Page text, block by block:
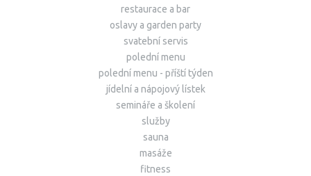
restaurace a bar
oslavy a garden party
svatební servis
polední menu
polední menu - příští týden
jídelní a nápojový lístek
semináře a školení
služby
sauna
masáže
fitness